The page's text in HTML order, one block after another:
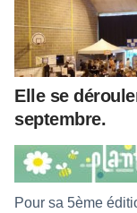
Elle se
septembre.
Pour sa 5ème